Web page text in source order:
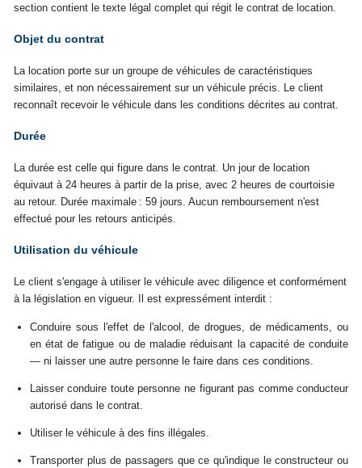
section contient le texte légal complet qui régit le contrat de location.
Objet du contrat
La location porte sur un groupe de véhicules de caractéristiques
similaires, et non nécessairement sur un véhicule précis. Le client
reconnaît recevoir le véhicule dans les conditions décrites au contrat.
Durée
La durée est celle qui figure dans le contrat. Un jour de location
équivaut à 24 heures à partir de la prise, avec 2 heures de courtoisie
au retour. Durée maximale : 59 jours. Aucun remboursement n'est
effectué pour les retours anticipés.
Utilisation du véhicule
Le client s'engage à utiliser le véhicule avec diligence et conformément
à la législation en vigueur. Il est expressément interdit :
Conduire sous l'effet de l'alcool, de drogues, de médicaments, ou
en état de fatigue ou de maladie réduisant la capacité de conduite
— ni laisser une autre personne le faire dans ces conditions.
Laisser conduire toute personne ne figurant pas comme conducteur
autorisé dans le contrat.
Utiliser le véhicule à des fins illégales.
Transporter plus de passagers que ce qu'indique le constructeur ou